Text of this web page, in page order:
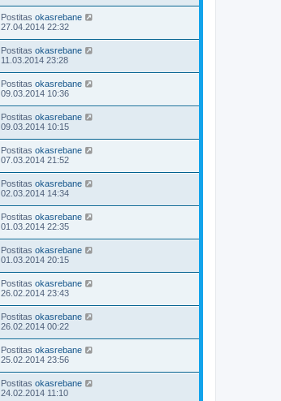
Postitas okasrebane
27.04.2014 22:32
Postitas okasrebane
11.03.2014 23:28
Postitas okasrebane
09.03.2014 10:36
Postitas okasrebane
09.03.2014 10:15
Postitas okasrebane
07.03.2014 21:52
Postitas okasrebane
02.03.2014 14:34
Postitas okasrebane
01.03.2014 22:35
Postitas okasrebane
01.03.2014 20:15
Postitas okasrebane
26.02.2014 23:43
Postitas okasrebane
26.02.2014 00:22
Postitas okasrebane
25.02.2014 23:56
Postitas okasrebane
24.02.2014 11:10